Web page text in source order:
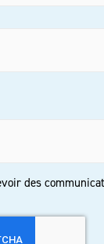
des